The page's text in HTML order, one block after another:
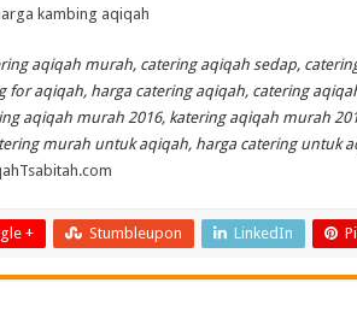
aqiqah murah, catering aqiqah sedap,
for aqiqah, harga catering aqiqah, catering
aqiqah murah 2016, katering aqiqah murah
murah untuk aqiqah, harga catering untuk
+ Stumbleupon LinkedIn